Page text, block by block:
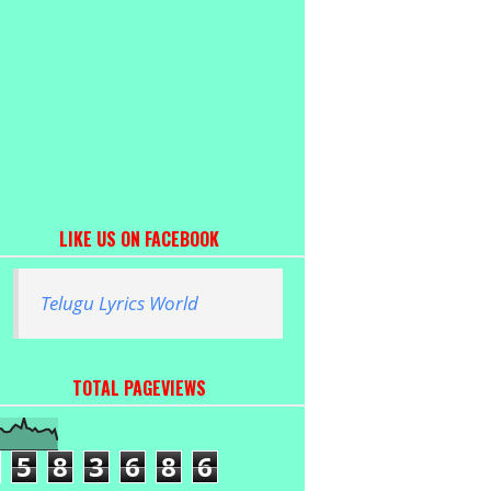
LIKE US ON FACEBOOK
Telugu Lyrics World
TOTAL PAGEVIEWS
5 8 3 6 8 6